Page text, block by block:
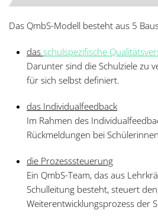
Das QmbS-Modell besteht aus 5
das schulspezifische
Darunter sind die Schulziele zu
für sich selbst definiert.
das Individualfeedback
Im Rahmen des
Rückmeldungen bei
die Prozesssteuerung
Ein QmbS-Team, das aus
Schulleitung besteht, steuert den
Weiterentwicklungsprozess der